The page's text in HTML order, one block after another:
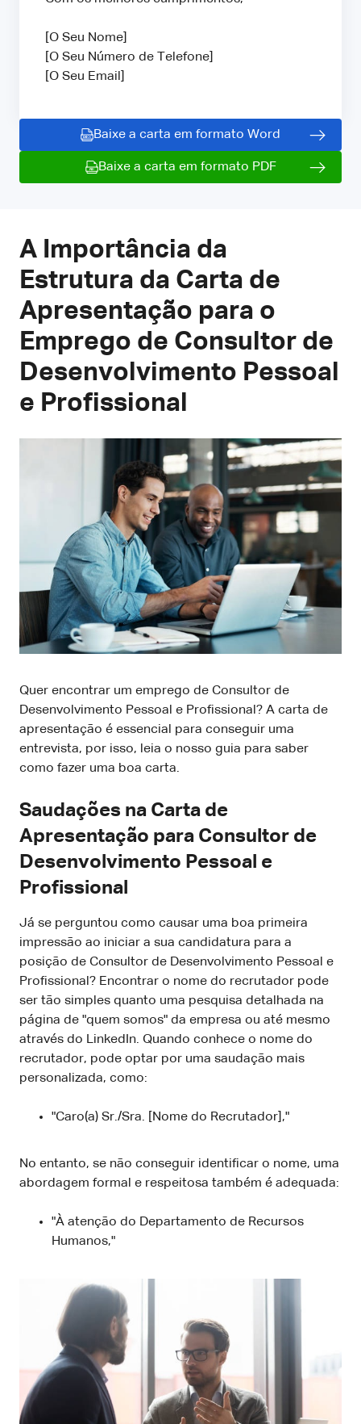
[O Seu Nome]
[O Seu Número de Telefone]
[O Seu Email]
Baixe a carta em formato Word
Baixe a carta em formato PDF
A Importância da
Estrutura da Carta de
Apresentação para o
Emprego de Consultor de
Desenvolvimento Pessoal
e Profissional
Quer encontrar um emprego de Consultor de
Desenvolvimento Pessoal e Profissional? A carta de
apresentação é essencial para conseguir uma
entrevista, por isso, leia o nosso guia para saber
como fazer uma boa carta.
Saudações na Carta de
Apresentação para Consultor de
Desenvolvimento Pessoal e
Profissional
Já se perguntou como causar uma boa primeira
impressão ao iniciar a sua candidatura para a
posição de Consultor de Desenvolvimento Pessoal e
Profissional? Encontrar o nome do recrutador pode
ser tão simples quanto uma pesquisa detalhada na
página de "quem somos" da empresa ou até mesmo
através do LinkedIn. Quando conhece o nome do
recrutador, pode optar por uma saudação mais
personalizada, como:
"Caro(a) Sr./Sra. [Nome do Recrutador],"
No entanto, se não conseguir identificar o nome, uma
abordagem formal e respeitosa também é adequada:
"À atenção do Departamento de Recursos
Humanos,"